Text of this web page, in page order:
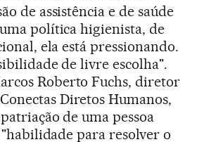
de assistência e de saúde
política higienista, de
ela está pressionando.
de livre escolha".
Roberto Fuchs, diretor
Diretos Humanos,
de uma pessoa
para resolver o